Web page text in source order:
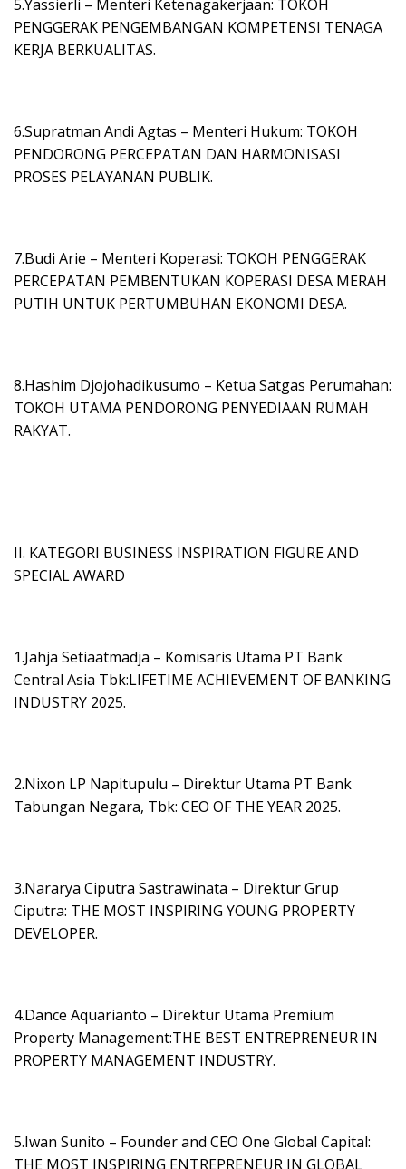
5.Yassierli – Menteri Ketenagakerjaan: TOKOH
PENGGERAK PENGEMBANGAN KOMPETENSI TENAGA
KERJA BERKUALITAS.
6.Supratman Andi Agtas – Menteri Hukum: TOKOH
PENDORONG PERCEPATAN DAN HARMONISASI
PROSES PELAYANAN PUBLIK.
7.Budi Arie – Menteri Koperasi: TOKOH PENGGERAK
PERCEPATAN PEMBENTUKAN KOPERASI DESA MERAH
PUTIH UNTUK PERTUMBUHAN EKONOMI DESA.
8.Hashim Djojohadikusumo – Ketua Satgas Perumahan:
TOKOH UTAMA PENDORONG PENYEDIAAN RUMAH
RAKYAT.
II. KATEGORI BUSINESS INSPIRATION FIGURE AND
SPECIAL AWARD
1.Jahja Setiaatmadja – Komisaris Utama PT Bank
Central Asia Tbk:LIFETIME ACHIEVEMENT OF BANKING
INDUSTRY 2025.
2.Nixon LP Napitupulu – Direktur Utama PT Bank
Tabungan Negara, Tbk: CEO OF THE YEAR 2025.
3.Nararya Ciputra Sastrawinata – Direktur Grup
Ciputra: THE MOST INSPIRING YOUNG PROPERTY
DEVELOPER.
4.Dance Aquarianto – Direktur Utama Premium
Property Management:THE BEST ENTREPRENEUR IN
PROPERTY MANAGEMENT INDUSTRY.
5.Iwan Sunito – Founder and CEO One Global Capital:
THE MOST INSPIRING ENTREPRENEUR IN GLOBAL